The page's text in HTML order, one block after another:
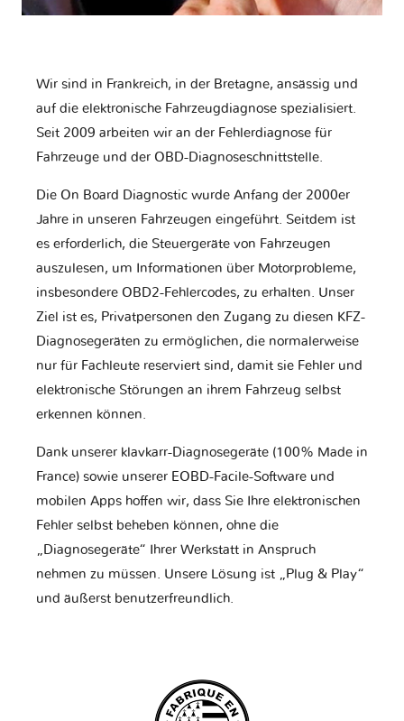
Wir sind in Frankreich, in der Bretagne, ansässig und
auf die elektronische Fahrzeugdiagnose spezialisiert.
Seit 2009 arbeiten wir an der Fehlerdiagnose für
Fahrzeuge und der OBD-Diagnoseschnittstelle.
Die On Board Diagnostic wurde Anfang der 2000er
Jahre in unseren Fahrzeugen eingeführt. Seitdem ist
es erforderlich, die Steuergeräte von Fahrzeugen
auszulesen, um Informationen über Motorprobleme,
insbesondere OBD2-Fehlercodes, zu erhalten. Unser
Ziel ist es, Privatpersonen den Zugang zu diesen KFZ-
Diagnosegeräten zu ermöglichen, die normalerweise
nur für Fachleute reserviert sind, damit sie Fehler und
elektronische Störungen an ihrem Fahrzeug selbst
erkennen können.
Dank unserer klavkarr-Diagnosegeräte (100% Made in
France) sowie unserer EOBD-Facile-Software und
mobilen Apps hoffen wir, dass Sie Ihre elektronischen
Fehler selbst beheben können, ohne die
„Diagnosegeräte“ Ihrer Werkstatt in Anspruch
nehmen zu müssen. Unsere Lösung ist „Plug & Play“
und äußerst benutzerfreundlich.